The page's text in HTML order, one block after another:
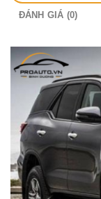
ĐÁNH GIÁ (0)